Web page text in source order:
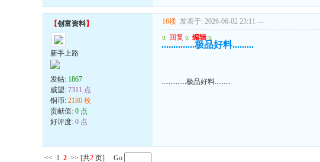
【创富资料】
新手上路
发帖: 1867
威望: 7311 点
铜币: 2180 枚
贡献值: 0 点
好评度: 0 点
16楼 发表于: 2026-06-02 23:11 ---
u 回复 u 编辑 u
..............极品好料.........
..............极品好料.........
<< 1 2 >> [共2 页] Go